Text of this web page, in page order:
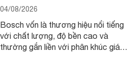
04/08/2026
Bosch vốn là thương hiệu nổi tiếng
với chất lượng, độ bền cao và
thường gắn liền với phân khúc giá